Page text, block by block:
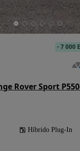
Híbrido Plug-In
-7 000